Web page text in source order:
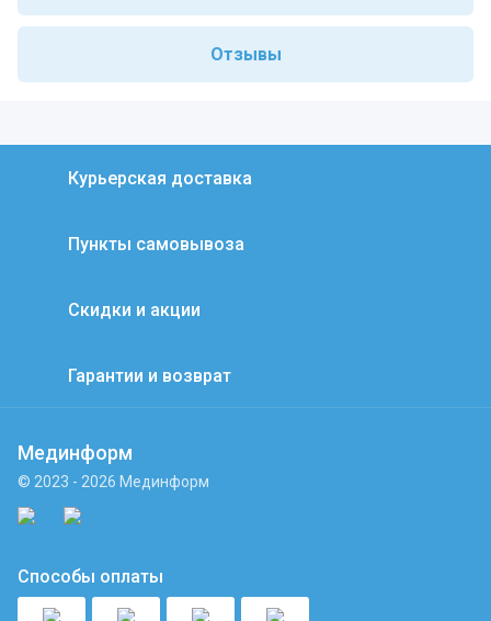
Отзывы
Курьерская доставка
Пункты самовывоза
Скидки и акции
Гарантии и возврат
Мединформ
© 2023 - 2026 Мединформ
Способы оплаты